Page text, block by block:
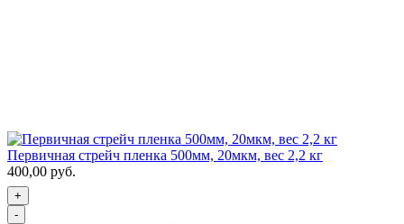
Первичная стрейч пленка 500мм, 20мкм, вес 2,2 кг
400,00 руб.
+
-